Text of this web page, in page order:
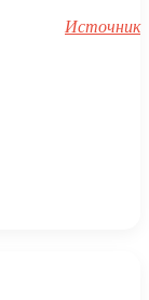
Источник